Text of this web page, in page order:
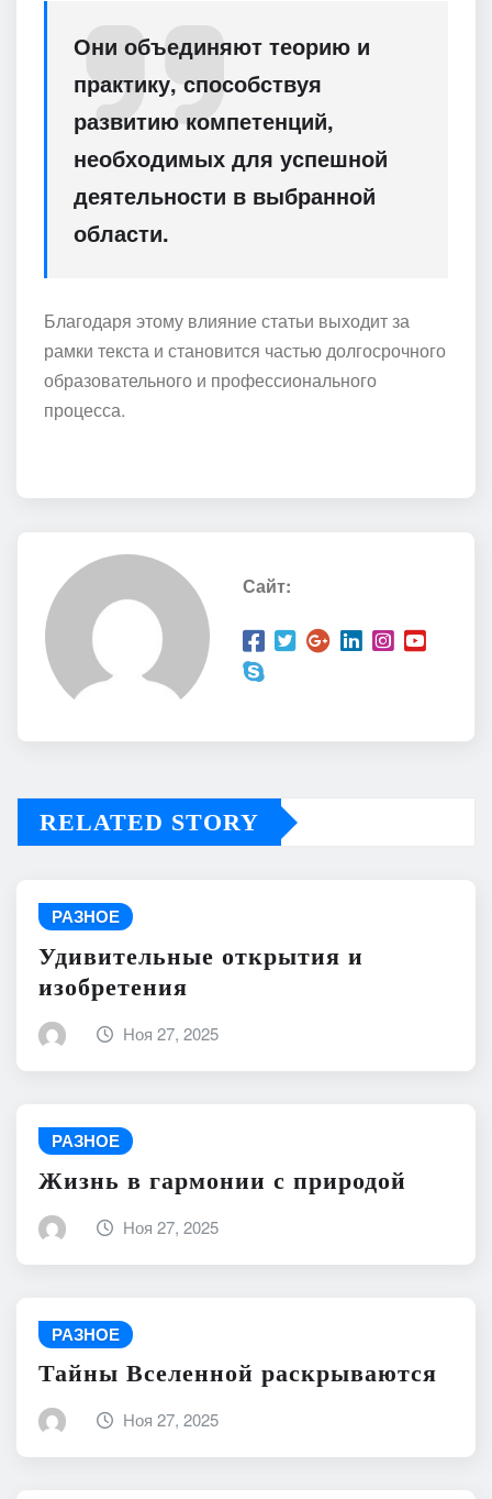
Они объединяют теорию и
практику, способствуя
развитию компетенций,
необходимых для успешной
деятельности в выбранной
области.
Благодаря этому влияние статьи выходит за
рамки текста и становится частью долгосрочного
образовательного и профессионального
процесса.
Сайт:
RELATED STORY
РАЗНОЕ
Удивительные открытия и
изобретения
Ноя 27, 2025
РАЗНОЕ
Жизнь в гармонии с природой
Ноя 27, 2025
РАЗНОЕ
Тайны Вселенной раскрываются
Ноя 27, 2025